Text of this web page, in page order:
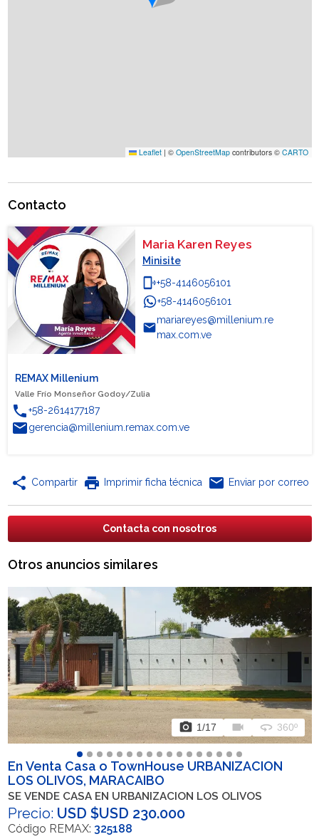
Leaflet | © OpenStreetMapcontributors © CARTO
Contacto
Maria Karen Reyes
Minisite
phonelink_ring+58-4146056101
WhatsApp
+58-4146056101
email
mariareyes@millenium.re
max.com.ve
REMAX Millenium
Valle Frío Monseñor Godoy/Zulia
phone+58-2614177187
emailgerencia@millenium.remax.com.ve
share Compartir print Imprimir ficha técnica email Enviar por correo
Contacta con nosotros
Otros anuncios similares
photo_camera 1/17 videocam 360 360º
En Venta Casa o TownHouse URBANIZACION
LOS OLIVOS, MARACAIBO
SE VENDE CASA EN URBANIZACION LOS OLIVOS
Precio: USD $USD 230.000
Código REMAX: 325188